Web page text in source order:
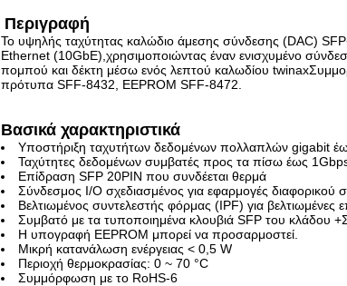
Περιγραφή
Το υψηλής ταχύτητας καλώδιο άμεσης σύνδεσης (DAC)
Ethernet (10GbE),χρησιμοποιώντας έναν ενισχυμένο
πομπού και δέκτη μέσω ενός λεπτού καλωδίου
πρότυπα SFF-8432, EEPROM SFF-8472.
Βασικά χαρακτηριστικά
Υποστήριξη ταχυτήτων δεδομένων πολλαπλών gigabit
Ταχύτητες δεδομένων συμβατές προς τα πίσω έως
Επίδραση SFP 20PIN που συνδέεται θερμά
Σύνδεσμος I/O σχεδιασμένος για εφαρμογές
Βελτιωμένος συντελεστής φόρμας (IPF) για βελτιωμένες
Συμβατό με τα τυποποιημένα κλουβιά SFP του κλάδου
Η υπογραφή EEPROM μπορεί να προσαρμοστεί.
Μικρή κατανάλωση ενέργειας < 0,5 W
Περιοχή θερμοκρασίας: 0 ~ 70 °C
Συμμόρφωση με το RoHS-6